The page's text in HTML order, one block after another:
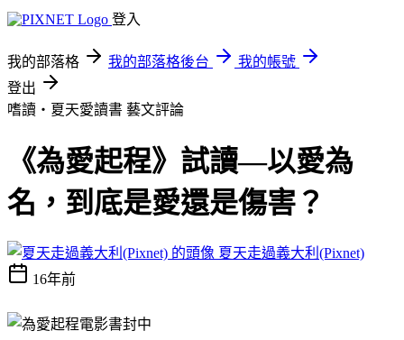
登入
我的部落格 我的部落格後台
我的帳號
登出
嗜讀‧夏天愛讀書 藝文評論
《為愛起程》試讀—以愛為
名，到底是愛還是傷害？
夏天走過義大利(Pixnet)
16年前